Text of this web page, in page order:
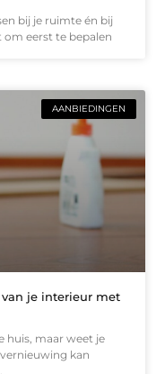
bij je ruimte én bij
om eerst te bepalen
AANBIEDINGEN
je interieur met
huis, maar weet je
kan